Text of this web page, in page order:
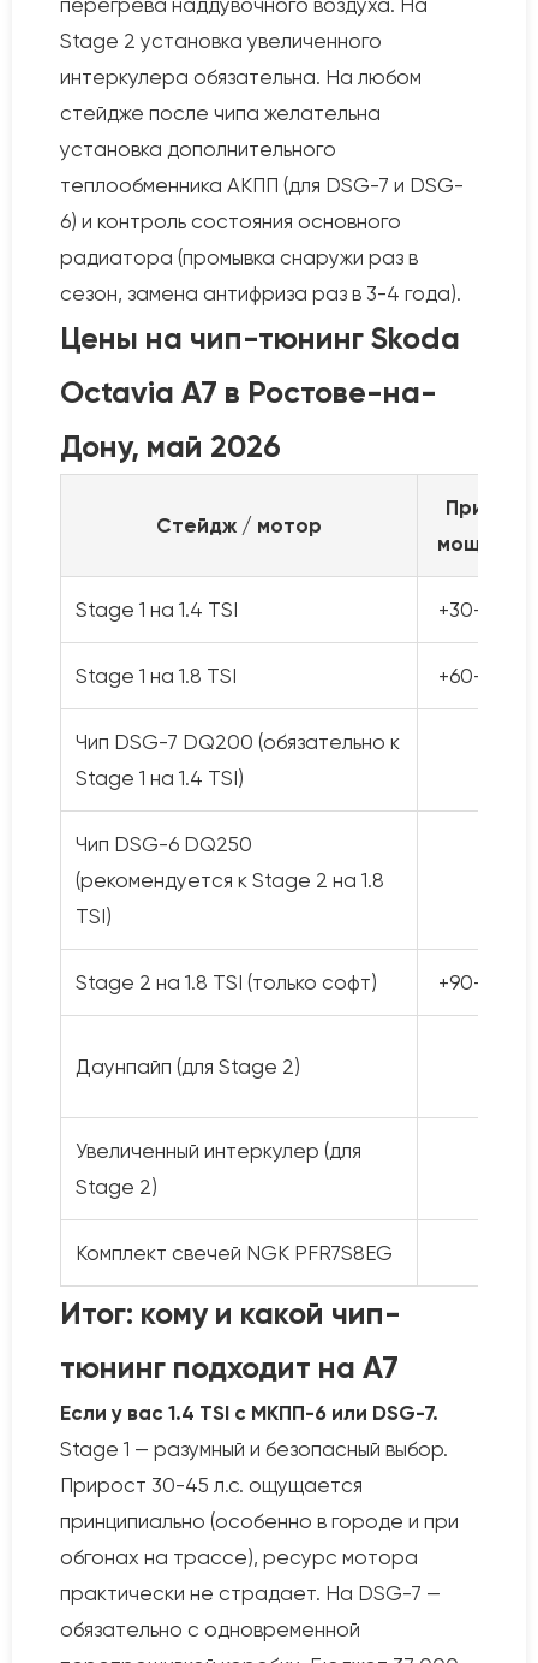
перегрева наддувочного воздуха. На
Stage 2 установка увеличенного
интеркулера обязательна. На любом
стейдже после чипа желательна
установка дополнительного
теплообменника АКПП (для DSG-7 и DSG-
6) и контроль состояния основного
радиатора (промывка снаружи раз в
сезон, замена антифриза раз в 3-4 года).
Цены на чип-тюнинг Skoda
Octavia A7 в Ростове-на-
Дону, май 2026
Стейдж / мотор
Прирост
Stage 1 на 1.4 TSI +30-45
Stage 1 на 1.8 TSI +60-80
Чип DSG-7 DQ200 (обязательно к
Stage 1 на 1.4 TSI)
Чип DSG-6 DQ250
(рекомендуется к Stage 2 на 1.8
TSI)
Stage 2 на 1.8 TSI (только софт) +90-110
Даунпайп (для Stage 2)
Увеличенный интеркулер (для
Stage 2)
Комплект свечей NGK PFR7S8EG
Итог: кому и какой чип-
тюнинг подходит на A7
Если у вас 1.4 TSI с МКПП-6 или DSG-7.
Stage 1 — разумный и безопасный выбор.
Прирост 30-45 л.с. ощущается
принципиально (особенно в городе и при
обгонах на трассе), ресурс мотора
практически не страдает. На DSG-7 —
обязательно с одновременной